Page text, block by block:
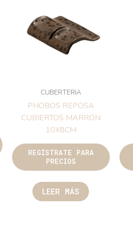
CUBERTERIA
PHOBOS REPOSA
CUBIERTOS MARRON
10X8CM
REGÍSTRATE PARA
PRECIOS
LEER MÁS